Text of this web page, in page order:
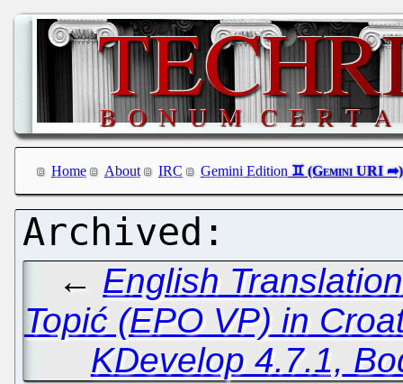
Home About IRC Gemini Edition
← English
Topić (EPO VP) in
KDevelop 4.7.1,